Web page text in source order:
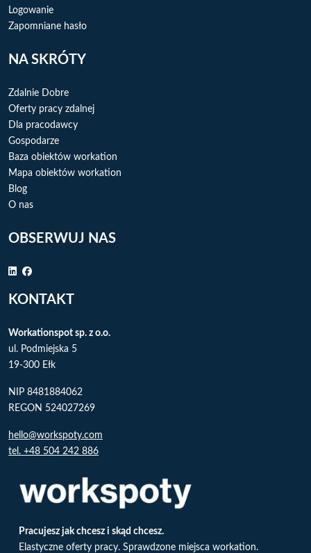
Pracujesz jak chcesz i skąd chcesz.
Elastyczne oferty pracy. Sprawdzone miejsca workation.
Logowanie
Zapomniane hasło
NA SKRÓTY
Zdalnie Dobre
Oferty pracy zdalnej
Dla pracodawcy
Gospodarze
Baza obiektów workation
Mapa obiektów workation
Blog
O nas
OBSERWUJ NAS
KONTAKT
Workationspot sp. z o.o.
ul. Podmiejska 5
19-300 Ełk
NIP 8481884062
REGON 524027269
hello@workspoty.com
tel. +48 504 242 886